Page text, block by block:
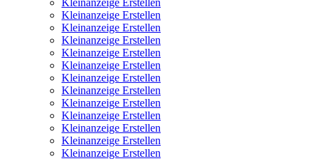
Kleinanzeige Erstellen
Kleinanzeige Erstellen
Kleinanzeige Erstellen
Kleinanzeige Erstellen
Kleinanzeige Erstellen
Kleinanzeige Erstellen
Kleinanzeige Erstellen
Kleinanzeige Erstellen
Kleinanzeige Erstellen
Kleinanzeige Erstellen
Kleinanzeige Erstellen
Kleinanzeige Erstellen